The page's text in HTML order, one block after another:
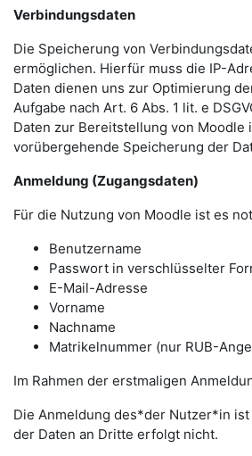
Verbindungsdaten
Die Speicherung von
ermöglichen. Hierfür muss die IP-
Daten dienen uns zur Optimierung
Aufgabe nach Art. 6 Abs. 1 lit. e
Daten zur Bereitstellung von
vorübergehende Speicherung der
Anmeldung (Zugangsdaten)
Für die Nutzung von Moodle ist es
Benutzername
Passwort in verschlüsselter
E-Mail-Adresse
Vorname
Nachname
Matrikelnummer (nur RUB-
Im Rahmen der erstmaligen
Die Anmeldung des*der Nutzer*in
der Daten an Dritte erfolgt nicht.